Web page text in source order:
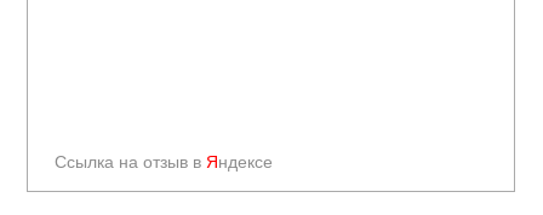
Ссылка на отзыв в Яндексе